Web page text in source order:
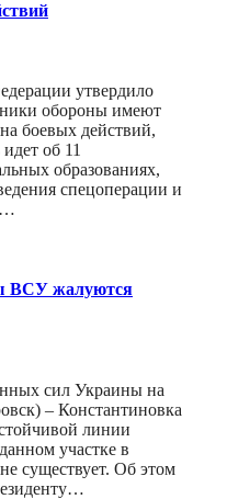
утвердило
обороны имеют
боевых действий,
об 11
образованиях,
спецоперации и
ВСУ жалуются
сил Украины на
– Константиновка
линии
участке в
существует. Об этом